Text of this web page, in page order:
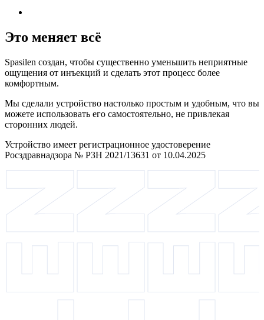
Это меняет всё
Spasilen создан, чтобы существенно уменьшить неприятные
ощущения от инъекций и сделать этот процесс более
комфортным.
Мы сделали устройство настолько простым и удобным, что вы
можете использовать его самостоятельно, не привлекая
сторонних людей.
Устройство имеет регистрационное удостоверение
Росздравнадзора № РЗН 2021/13631 от 10.04.2025